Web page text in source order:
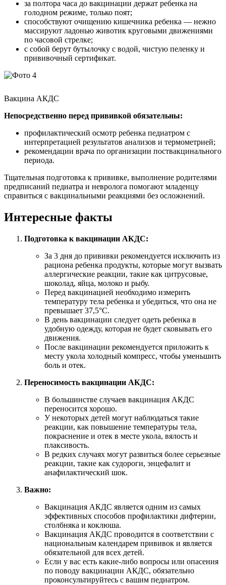
за полтора часа до вакцинации держат ребенка на
голодном режиме, только поят;
способствуют очищению кишечника ребенка — нежно
массируют ладонью животик круговыми движениями
по часовой стрелке;
с собой берут бутылочку с водой, чистую пеленку и
прививочный сертификат.
Вакцина АКДС
Непосредственно перед прививкой обязательны:
профилактический осмотр ребенка педиатром с
интерпретацией результатов анализов и термометрией;
рекомендации врача по организации поствакцинального
периода.
Тщательная подготовка к прививке, выполнение родителями
предписаний педиатра и невролога помогают младенцу
справиться с вакцинальными реакциями без осложнений.
Интересные факты
Подготовка к вакцинации АКДС:
За 3 дня до прививки рекомендуется исключить из
рациона ребенка продукты, которые могут вызвать
аллергические реакции, такие как цитрусовые,
шоколад, яйца, молоко и рыбу.
Перед вакцинацией необходимо измерить
температуру тела ребенка и убедиться, что она не
превышает 37,5°C.
В день вакцинации следует одеть ребенка в
удобную одежду, которая не будет сковывать его
движения.
После вакцинации рекомендуется приложить к
месту укола холодный компресс, чтобы уменьшить
боль и отек.
Переносимость вакцинации АКДС:
В большинстве случаев вакцинация АКДС
переносится хорошо.
У некоторых детей могут наблюдаться такие
реакции, как повышение температуры тела,
покраснение и отек в месте укола, вялость и
плаксивость.
В редких случаях могут развиться более серьезные
реакции, такие как судороги, энцефалит и
анафилактический шок.
Важно:
Вакцинация АКДС является одним из самых
эффективных способов профилактики дифтерии,
столбняка и коклюша.
Вакцинация АКДС проводится в соответствии с
национальным календарем прививок и является
обязательной для всех детей.
Если у вас есть какие-либо вопросы или опасения
по поводу вакцинации АКДС, обязательно
проконсультируйтесь с вашим педиатром.